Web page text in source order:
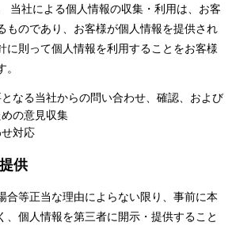
当社による個人情報の収集・利用は、お客
ものであり、お客様が個人情報を提供され
に則って個人情報を利用することをお客様
なる当社からの問い合わせ、確認、および
の意見収集
対応
供
合等正当な理由によらない限り、事前に本
、個人情報を第三者に開示・提供すること